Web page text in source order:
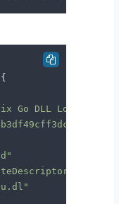
{
Go DLL Loader